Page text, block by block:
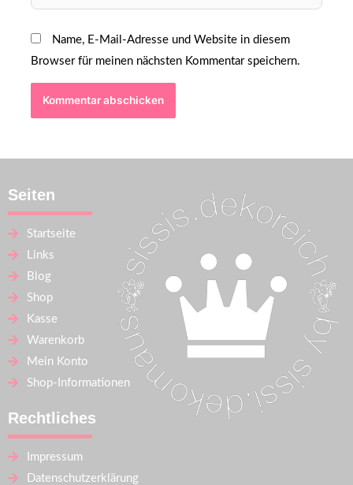
Name, E-Mail-Adresse und Website in diesem
Browser für meinen nächsten Kommentar speichern.
Seiten
Startseite
Links
Blog
Shop
Kasse
Warenkorb
Mein Konto
Shop-Informationen
Rechtliches
Impressum
Datenschutzerklärung